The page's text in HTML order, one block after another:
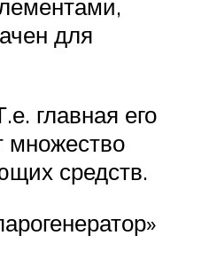
для
главная его
множество
средств.